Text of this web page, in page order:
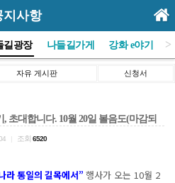
지사항
길광장 나들길가게 강화 e야기 >
자유 게시판 신청서
초대합니다. 10월 20일 볼음도(마감되
조회 6520
라 통일의 길목에서” 행사가 오는 10월 2